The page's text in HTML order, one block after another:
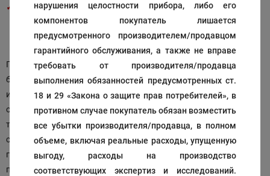
нарушения целостности прибора, либо его
компонентов покупатель лишается
предусмотренного производителем/продавцом
гарантийного обслуживания, а также не вправе
требовать от производителя/продавца
выполнения обязанностей предусмотренных ст.
18 и 29 «Закона о защите прав потребителей», в
противном случае покупатель обязан возместить
все убытки производителя/продавца, в полном
объеме, включая реальные расходы, упущенную
выгоду, расходы на производство
соответствующих экспертиз и исследований.
не подлежат обмену электронные модули, платы
управления
Продавец оставляет за собой право решать, каким образом
будут выполнены гарантийные обязательства: в виде ремонта
или замены изделия. В каждом конкретном случае продавец
определяет, были ли нарушены правила эксплуатации,
транспортировки и хранения. В случае возврата технического
сложного товара надлежащего качества с установленным
гарантийным сроком, в пределах десятидневного срока
продавец вправе провести экспертизу товара с целью